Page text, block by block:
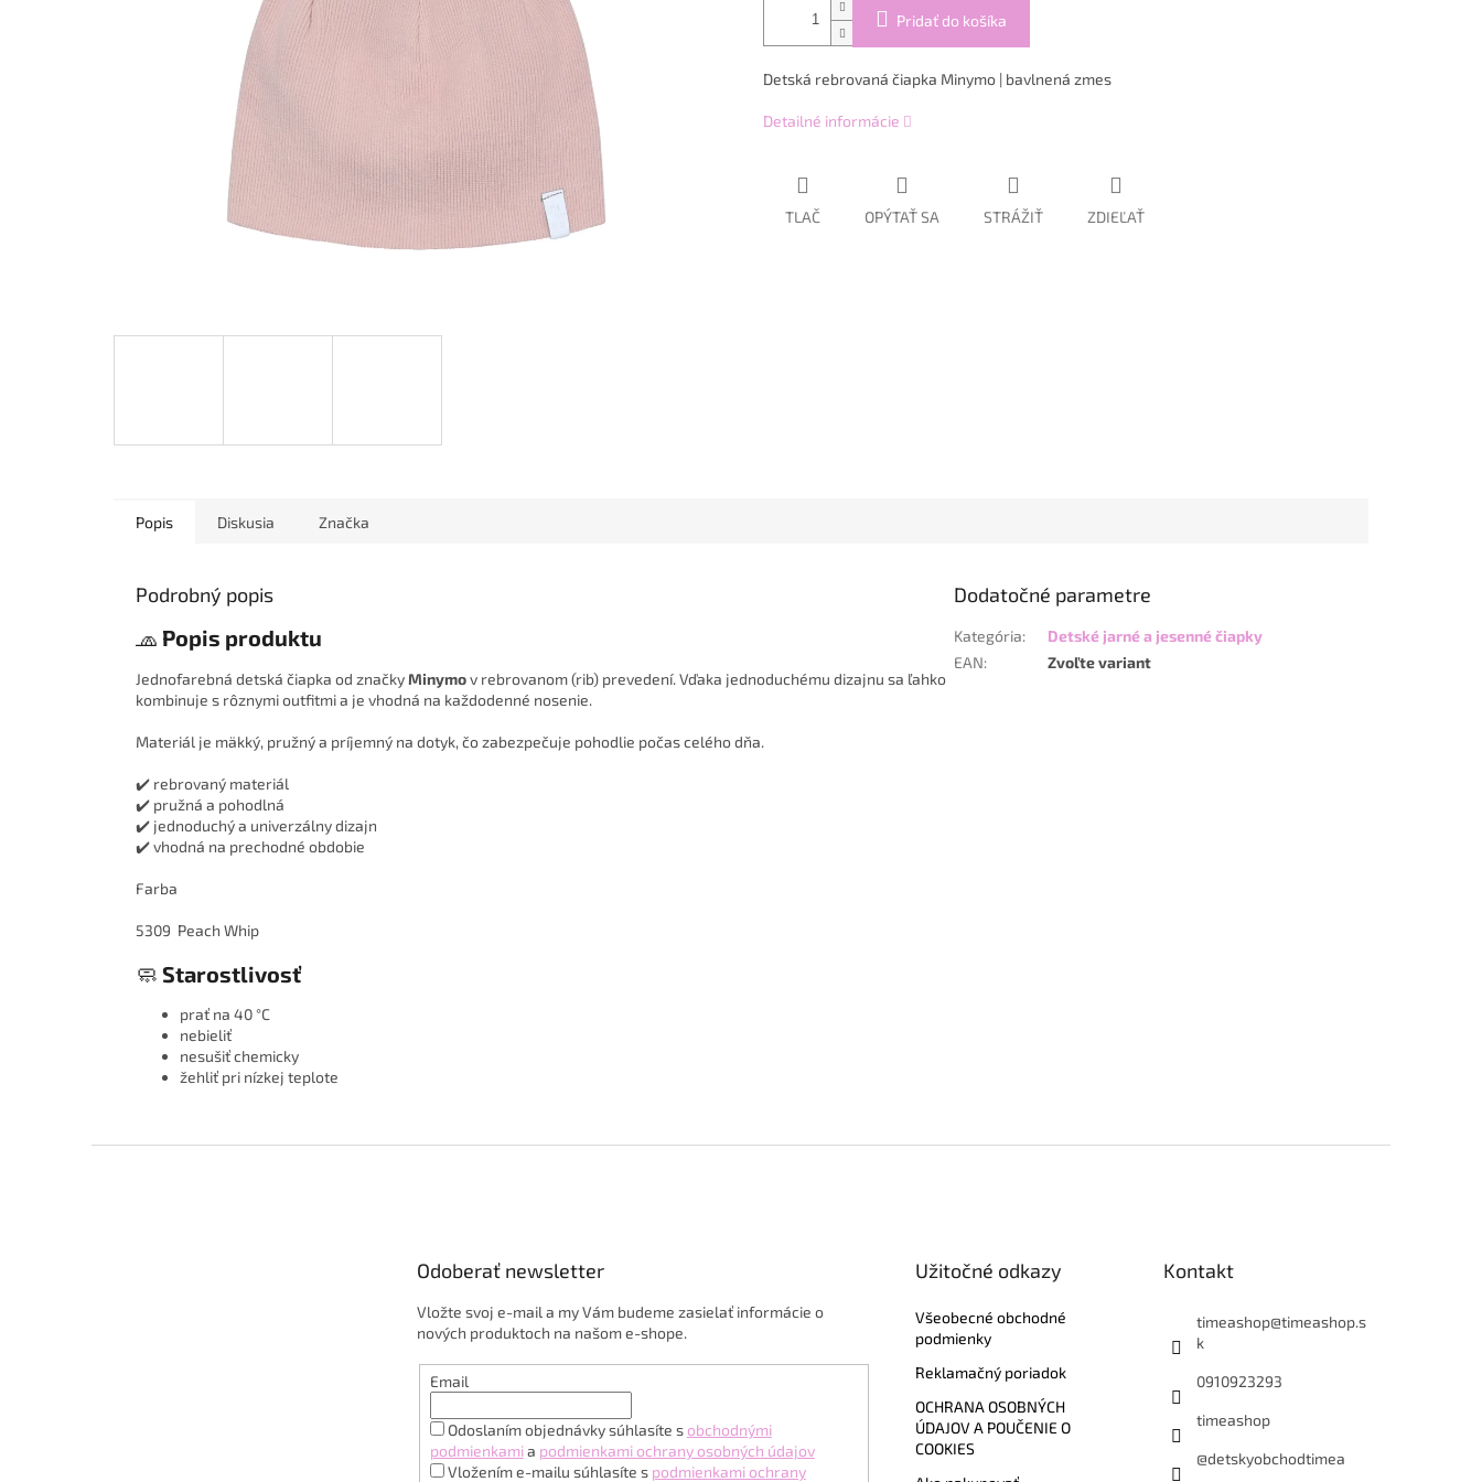
Pridať do košíka
Detská rebrovaná čiapka Minymo | bavlnená zmes
Detailné informácie
TLAČ OPÝTAŤ SA STRÁŽIŤ ZDIEĽAŤ
Popis Diskusia Značka
Podrobný popis
🧢 Popis produktu
Jednofarebná detská čiapka od značkyMinymov rebrovanom (rib) prevedení. Vďaka jednoduchému dizajnu sa ľahko
kombinuje s rôznymi outfitmi a je vhodná na každodenné nosenie.
Materiál je mäkký, pružný a príjemný na dotyk, čo zabezpečuje pohodlie počas celého dňa.
✔️ rebrovaný materiál
✔️ pružná a pohodlná
✔️ jednoduchý a univerzálny dizajn
✔️ vhodná na prechodné obdobie
Farba
5309 Peach Whip
🧼 Starostlivosť
prať na 40 °C
nebieliť
nesušiť chemicky
žehliť pri nízkej teplote
Dodatočné parametre
Kategória:
Detské jarné a jesenné čiapky
EAN: Zvoľte variant
Odoberať newsletter
Vložte svoj e-mail a my Vám budeme zasielať informácie o
nových produktoch na našom e-shope.
Email
Odoslaním objednávky súhlasíte s obchodnými
podmienkamia podmienkami ochrany osobných údajov
Vložením e-mailu súhlasíte s podmienkami ochrany
Užitočné odkazy
Všeobecné obchodné
podmienky
Reklamačný poriadok
OCHRANA OSOBNÝCH
ÚDAJOV A POUČENIE O
COOKIES
Kontakt
timeashop@timeashop.s
k
0910923293
timeashop
@detskyobchodtimea